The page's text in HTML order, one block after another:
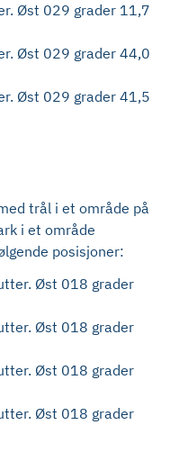
Øst 029 grader 11,7
Øst 029 grader 44,0
Øst 029 grader 41,5
trål i et område på
i et område
posisjoner:
Øst 018 grader
Øst 018 grader
Øst 018 grader
Øst 018 grader